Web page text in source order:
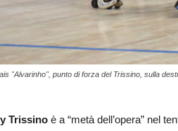
"Alvarinho", punto di forza del Trissino, sulla
Trissino è a “metà dell’opera” nel